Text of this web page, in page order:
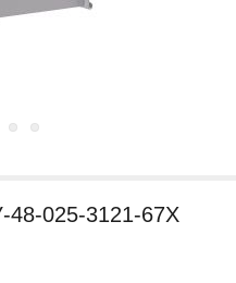
48-025-3121-67Х